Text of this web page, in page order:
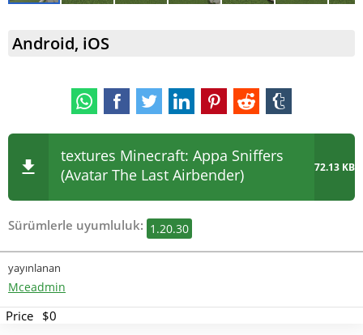
Android, iOS
textures Minecraft: Appa Sniffers
(Avatar The Last Airbender)
72.13 KB
Sürümlerle uyumluluk: 1.20.30
yayınlanan
Mceadmin
Price $0